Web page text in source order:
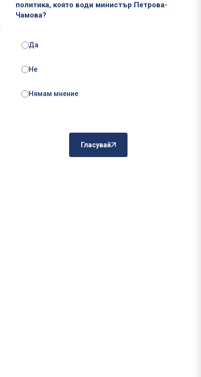
политика, която води министър Петрова-
Чамова?
Да
Не
Нямам мнение
Гласувай